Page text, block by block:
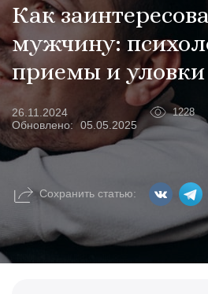
Как
мужчину:
приемы и уловки
26.11.2024 1228
Обновлено:
05.05.2025
Сохранить статью: